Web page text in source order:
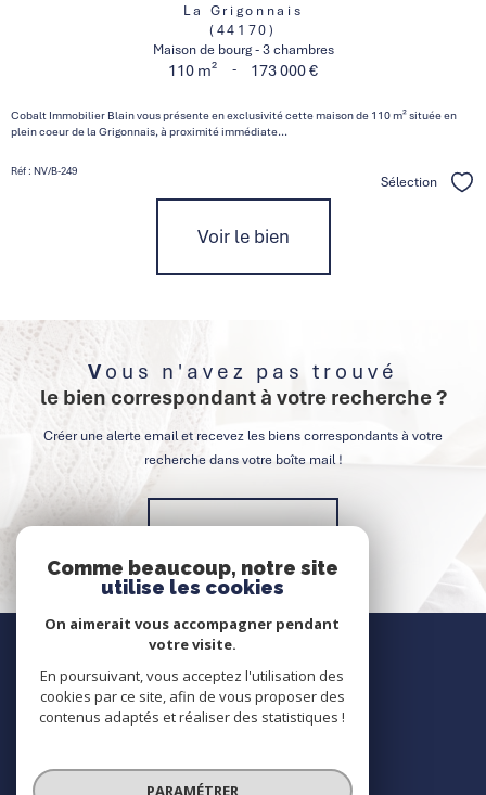
La Grigonnais
(44170)
Maison de bourg - 3 chambres
110 m² - 173 000 €
Cobalt Immobilier Blain vous présente en exclusivité cette maison de 110 m² située en
plein coeur de la Grigonnais, à proximité immédiate...
Réf : NV/B-249
Sélection
Voir le bien
Vous n'avez pas trouvé
le bien correspondant à votre recherche ?
Créer une alerte email et recevez les biens correspondants à votre
recherche dans votre boîte mail !
Nous contacter
Contact
Nous suivre
Comme beaucoup, notre site
utilise les cookies
On aimerait vous accompagner pendant
votre visite.
En poursuivant, vous acceptez l'utilisation des
cookies par ce site, afin de vous proposer des
contenus adaptés et réaliser des statistiques !
PARAMÉTRER